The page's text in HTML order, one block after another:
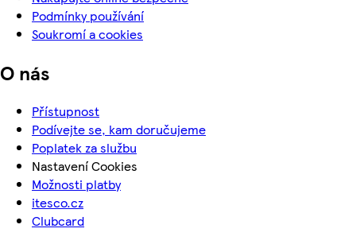
Podmínky používání
Soukromí a cookies
O nás
Přístupnost
Podívejte se, kam doručujeme
Poplatek za službu
Nastavení Cookies
Možnosti platby
itesco.cz
Clubcard